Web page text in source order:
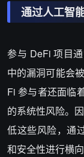
通过人工智
参与 DeFi 项目
中的漏洞可能会
Fi 参与者还面临
的系统性风险。
低这些风险，通
和安全性进行横